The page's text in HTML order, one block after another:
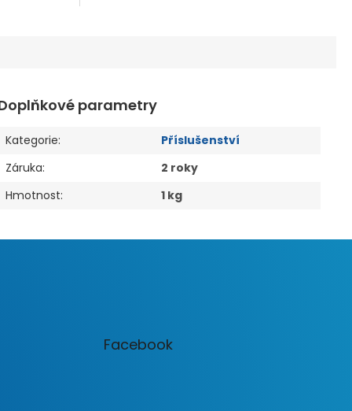
parametry
Kategorie:
Příslušenství
Záruka:
2 roky
Hmotnost: 1 kg
Facebook